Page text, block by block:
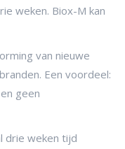
weken. Biox-M kan
van nieuwe
Een voordeel:
geen
drie weken tijd